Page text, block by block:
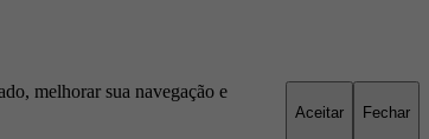
melhorar sua navegação e
Aceitar Fechar